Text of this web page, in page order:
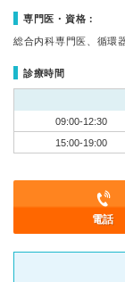
専門医・資格：
総合内科専門医、循環
診療時間
09:00-12:30
15:00-19:00
電話